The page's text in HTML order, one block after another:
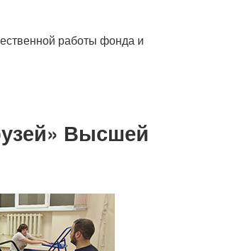
работы фонда и
Высшей